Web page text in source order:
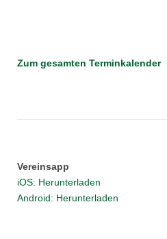
Zum gesamten Terminkalender
Vereinsapp
iOS: Herunterladen
Android: Herunterladen